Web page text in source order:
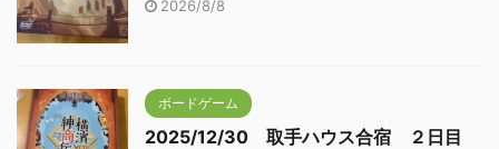
2026/8/8
ボードゲーム
2025/12/30 取手ハウス合宿 ２日目